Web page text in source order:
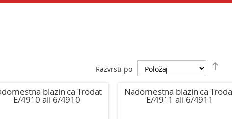
Razvrsti po
blazinica Trodat
E/4910 ali 6/4910
Nadomestna blazinica
E/4911 ali 6/4911